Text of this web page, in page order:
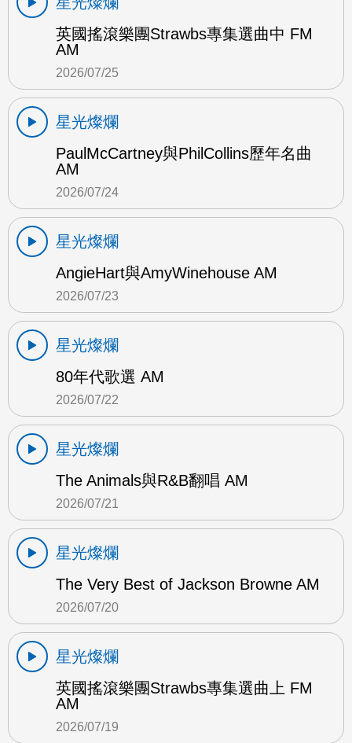
英國搖滾樂團Strawbs專集選曲中 FM
AM
2026/07/25
星光燦爛
PaulMcCartney與PhilCollins歷年名曲
AM
2026/07/24
星光燦爛
AngieHart與AmyWinehouse AM
2026/07/23
星光燦爛
80年代歌選 AM
2026/07/22
星光燦爛
The Animals與R&B翻唱 AM
2026/07/21
星光燦爛
The Very Best of Jackson Browne AM
2026/07/20
星光燦爛
英國搖滾樂團Strawbs專集選曲上 FM
AM
2026/07/19